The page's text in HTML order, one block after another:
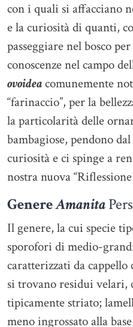
con i quali si affacciano
e la curiosità di quanti,
passeggiare nel bosco
conoscenze nel campo
ovoideacomunemente
“farinaccio”, per la
la particolarità delle
bambagiose, pendono
curiosità e ci spinge a
nostra nuova
GenereAmanita
Il genere, la cui specie
sporofori di medio-
caratterizzati da cappello
si trovano residui velari,
tipicamente striato;
meno ingrossato alla